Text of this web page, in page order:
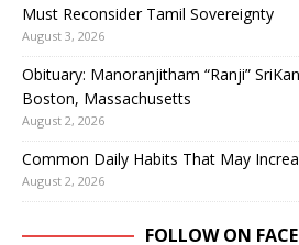
Must Reconsider Tamil Sovereignty
August 3, 2026
Obituary: Manoranjitham “Ranji”
Boston, Massachusetts
August 2, 2026
Common Daily Habits That May
August 2, 2026
FOLLOW ON